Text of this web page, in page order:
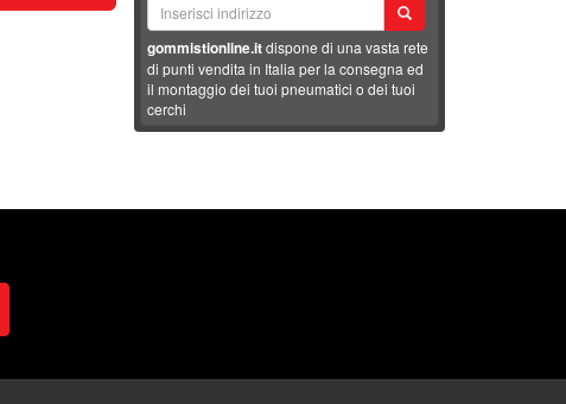
gommistionline.itdispone di una vasta rete
di punti vendita in Italia per la consegna ed
il montaggio dei tuoi pneumatici o dei tuoi
cerchi